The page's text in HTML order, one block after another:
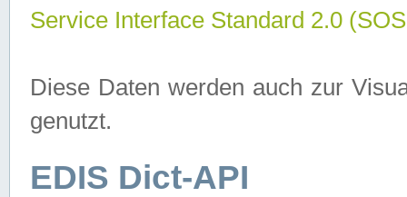
Service Interface Standard 2.0
Diese Daten werden auch zur
genutzt.
EDIS Dict-API